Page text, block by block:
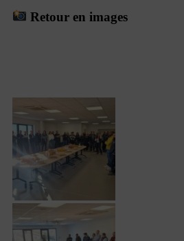
Retour en images